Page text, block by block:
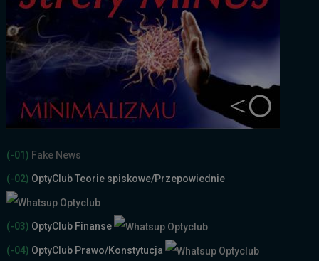
(-01) Fake News
(-02) OptyClub Teorie spiskowe/Przepowiednie
(-03) OptyClub Finanse
(-04) OptyClub Prawo/Konstytucja